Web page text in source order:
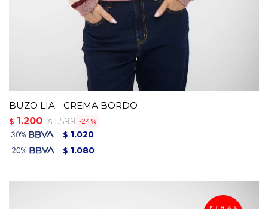
BUZO LIA - CREMA BORDO
$ 1.200 $ 1.599 24
$ 1.020
$ 1.080